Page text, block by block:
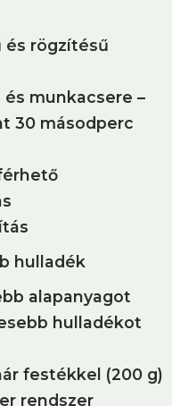
és rögzítésű
munkacsere –
30 másodperc
hulladék
alapanyagot
hulladékot
festékkel (200 g)
rendszer